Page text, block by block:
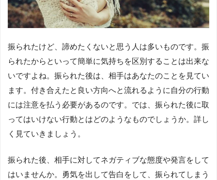
振られたけど、諦めたくないと思う人は多いものです。振
られたからといって簡単に気持ちを区別することは出来な
いですよね。振られた後は、相手はあなたのことを見てい
ます。付き合えたと良い方向へと流れるように自分の行動
には注意を払う必要があるのです。では、振られた後に取
ってはいけない行動とはどのようなものでしょうか。詳し
く見ていきましょう。
振られた後、相手に対してネガティブな態度や発言をして
はいませんか。勇気を出して告白をして、振られてしまう